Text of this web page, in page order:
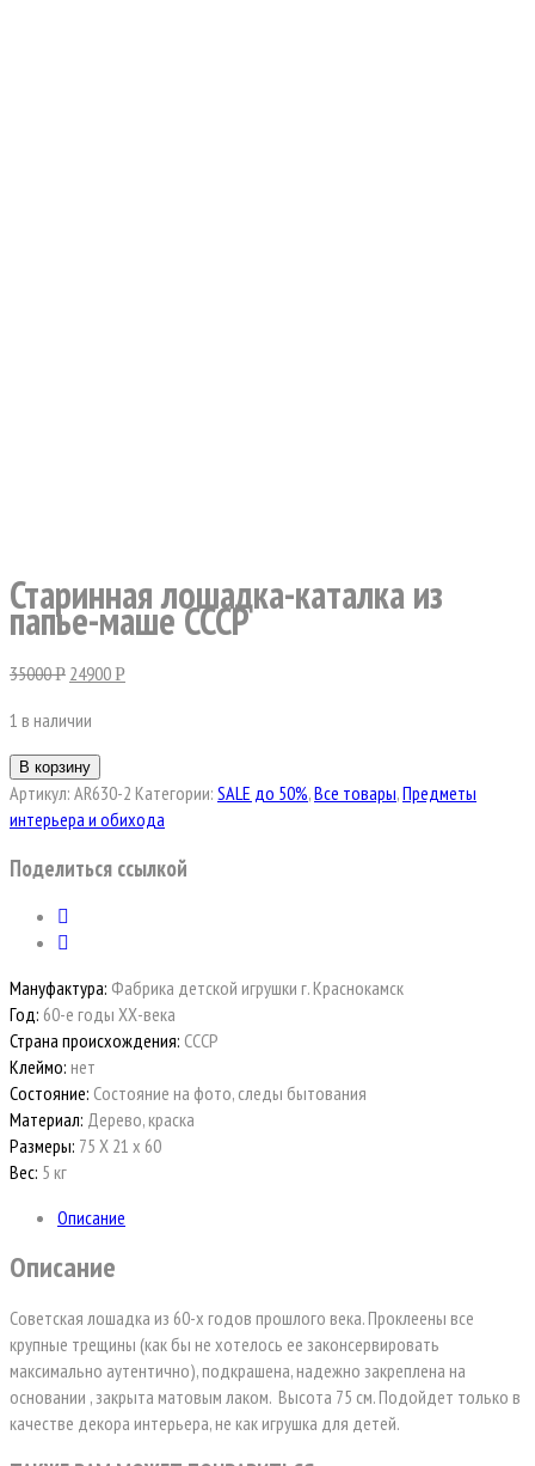
Старинная лошадка-каталка из
папье-маше СССР
35000Р 24900Р
1 в наличии
В корзину
Артикул: AR630-2 Категории: SALE до 50%,Все товары,Предметы
интерьера и обихода
Поделиться ссылкой
Мануфактура: Фабрика детской игрушки г. Краснокамск
Год: 60-е годы ХХ-века
Страна происхождения: СССР
Клеймо: нет
Состояние: Состояние на фото, следы бытования
Материал: Дерево, краска
Размеры: 75 Х 21 х 60
Вес: 5 кг
Описание
Описание
Советская лошадка из 60-х годов прошлого века. Проклеены все
крупные трещины (как бы не хотелось ее законсервировать
максимально аутентично), подкрашена, надежно закреплена на
основании , закрыта матовым лаком. Высота 75 см. Подойдет только в
качестве декора интерьера, не как игрушка для детей.